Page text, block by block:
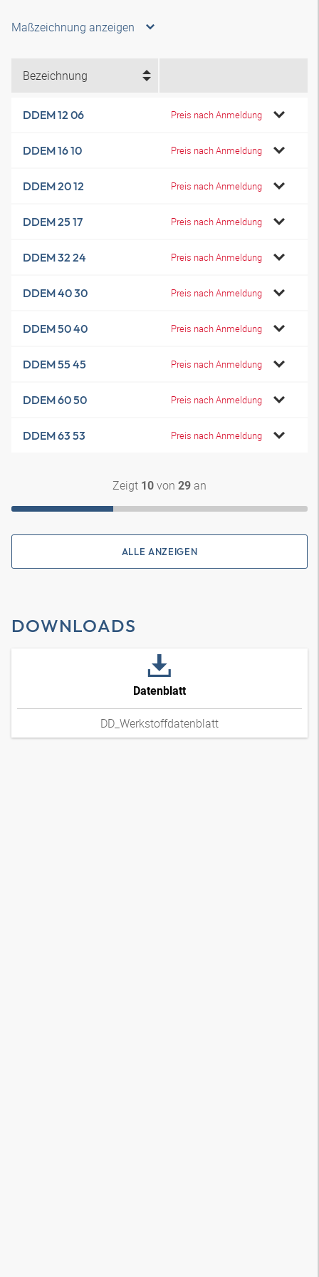
Maßzeichnung anzeigen
Bezeichnung
DDEM 12 06 Preis nach Anmeldung
DDEM 16 10 Preis nach Anmeldung
DDEM 20 12 Preis nach Anmeldung
DDEM 25 17 Preis nach Anmeldung
DDEM 32 24 Preis nach Anmeldung
DDEM 40 30 Preis nach Anmeldung
DDEM 50 40 Preis nach Anmeldung
DDEM 55 45 Preis nach Anmeldung
DDEM 60 50 Preis nach Anmeldung
DDEM 63 53 Preis nach Anmeldung
Zeigt 10 von 29 an
ALLE ANZEIGEN
DOWNLOADS
Datenblatt
DD_Werkstoffdatenblatt